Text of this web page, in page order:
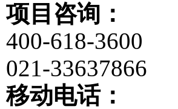
项目咨询：
400-618-3600
021-33637866
移动电话：